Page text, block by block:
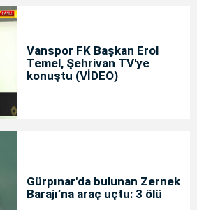
Vanspor FK Başkan Erol
Temel, Şehrivan TV'ye
konuştu (VİDEO)
Gürpınar'da bulunan Zernek
Barajı’na araç uçtu: 3 ölü